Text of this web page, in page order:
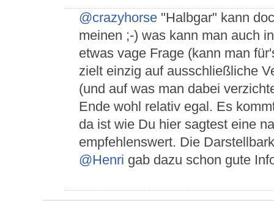
@crazyhorse "Halbgar" kann
meinen ;-) was kann man auch
etwas vage Frage (kann man
zielt einzig auf ausschließliche
(und auf was man dabei
Ende wohl relativ egal. Es
da ist wie Du hier sagtest eine
empfehlenswert. Die
@Henri gab dazu schon gute